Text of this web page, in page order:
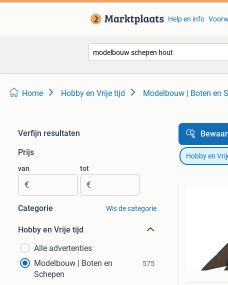
Help en info
Home Hobby en Vrije tijd Modelbouw | Boten en
Verfijn resultaten
Prijs
van
€
tot
€
Categorie Wis de categorie
Hobby en Vrije tijd
Alle advertenties
Modelbouw | Boten en
Schepen
575
Hobby en